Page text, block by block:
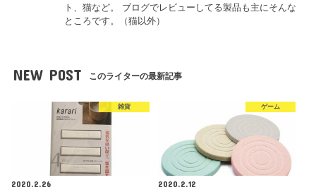
ト、猫など。 ブログでレビューしてる製品も主にそんな
ところです。（猫以外）
NEW POST このライターの最新記事
雑貨
2020.2.26
ゲーム
2020.2.12